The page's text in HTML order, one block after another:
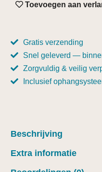
Toevoegen aan
Gratis verzending
Snel geleverd —
Zorgvuldig & veilig
Inclusief
Beschrijving
Extra informatie